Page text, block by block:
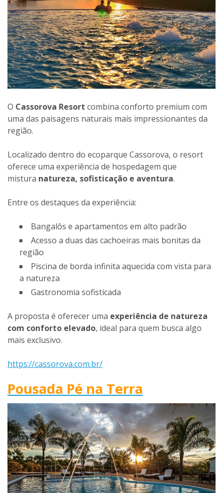
O Cassorova Resort combina conforto premium com
uma das paisagens naturais mais impressionantes da
região.
Localizado dentro do ecoparque Cassorova, o resort
oferece uma experiência de hospedagem que
mistura natureza, sofisticação e aventura.
Entre os destaques da experiência:
Bangalôs e apartamentos em alto padrão
Acesso a duas das cachoeiras mais bonitas da
região
Piscina de borda infinita aquecida com vista para
a natureza
Gastronomia sofisticada
A proposta é oferecer uma experiência de natureza
com conforto elevado, ideal para quem busca algo
mais exclusivo.
https://cassorova.com.br/
Pousada Pé na Terra